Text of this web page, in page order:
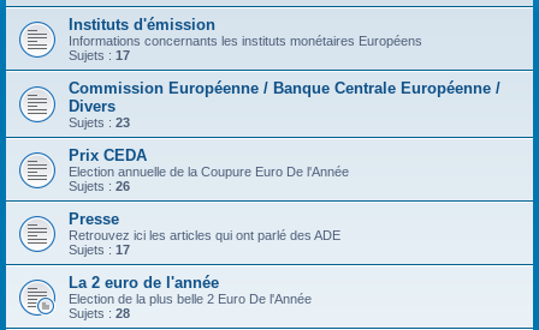
Instituts d'émission
Informations concernants les instituts monétaires Européens
Sujets : 17
Commission Européenne / Banque Centrale Européenne /
Divers
Sujets : 23
Prix CEDA
Election annuelle de la Coupure Euro De l'Année
Sujets : 26
Presse
Retrouvez ici les articles qui ont parlé des ADE
Sujets : 17
La 2 euro de l'année
Election de la plus belle 2 Euro De l'Année
Sujets : 28